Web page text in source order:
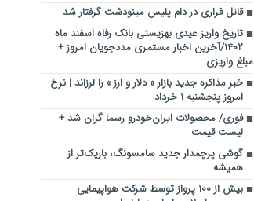
قاتل فراری در دام‌ پلیس مینودشت گرفتار شد
تاریخ واریز عیدی بهزیستی بانک رفاه اسفند ماه
۱۴۰۲/آخرین اخبار مستمری مددجویان امروز +
مبلغ واریزی
خبر مذاکره جدید بازار « دلار و ارز » را لرزاند | نرخ
امروز پنجشنبه ۱ خرداد
فوری/ محصولات ایران‌خودرو رسما گران شد +
لیست قیمت
گوشی پرچمدار جدید سامسونگ، باریک‌تر از
همیشه
بیش از ۱۰۰ پرواز توسط شرکت هواپیمایی